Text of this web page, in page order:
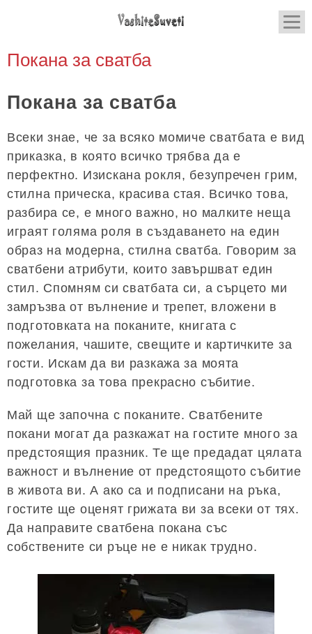
Покана за сватба
Покана за сватба
Всеки знае, че за всяко момиче сватбата е вид
приказка, в която всичко трябва да е
перфектно. Изискана рокля, безупречен грим,
стилна прическа, красива стая. Всичко това,
разбира се, е много важно, но малките неща
играят голяма роля в създаването на един
образ на модерна, стилна сватба. Говорим за
сватбени атрибути, които завършват един
стил. Спомням си сватбата си, а сърцето ми
замръзва от вълнение и трепет, вложени в
подготовката на поканите, книгата с
пожелания, чашите, свещите и картичките за
гости. Искам да ви разкажа за моята
подготовка за това прекрасно събитие.
Май ще започна с поканите. Сватбените
покани могат да разкажат на гостите много за
предстоящия празник. Те ще предадат цялата
важност и вълнение от предстоящото събитие
в живота ви. А ако са и подписани на ръка,
гостите ще оценят грижата ви за всеки от тях.
Да направите сватбена покана със
собствените си ръце не е никак трудно.